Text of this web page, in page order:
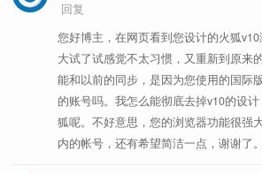
回复
您好博主，在网页看到您设计的火狐
大试了试感觉不太习惯，又重新到原来
能和以前的同步，是因为您使用的国际
的账号吗。我怎么能彻底去掉v10的设
狐呢。不好意思，您的浏览器功能很强
内的帐号，还有希望简洁一点，谢谢了。